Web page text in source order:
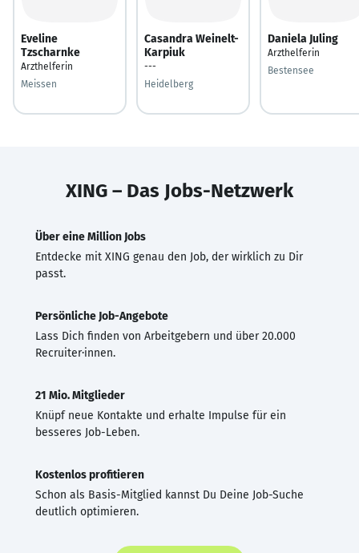
Eveline
Tzscharnke
Arzthelferin
Meissen
Casandra Weinelt-
Karpiuk
---
Heidelberg
Daniela Juling
Arzthelferin
Bestensee
XING – Das Jobs-Netzwerk
Über eine Million Jobs
Entdecke mit XING genau den Job, der wirklich zu Dir
passt.
Persönliche Job-Angebote
Lass Dich finden von Arbeitgebern und über 20.000
Recruiter·innen.
21 Mio. Mitglieder
Knüpf neue Kontakte und erhalte Impulse für ein
besseres Job-Leben.
Kostenlos profitieren
Schon als Basis-Mitglied kannst Du Deine Job-Suche
deutlich optimieren.